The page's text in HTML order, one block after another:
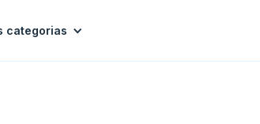
categorias